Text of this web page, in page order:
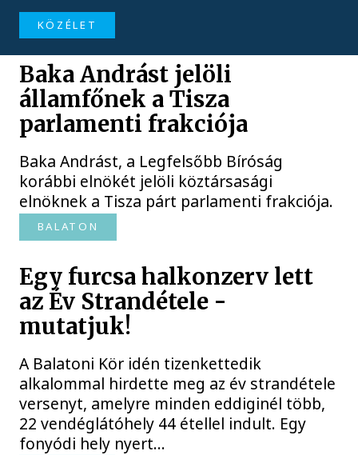
KÖZÉLET
Baka Andrást jelöli
államfőnek a Tisza
parlamenti frakciója
Baka Andrást, a Legfelsőbb Bíróság
korábbi elnökét jelöli köztársasági
elnöknek a Tisza párt parlamenti frakciója.
BALATON
Egy furcsa halkonzerv lett
az Év Strandétele -
mutatjuk!
A Balatoni Kör idén tizenkettedik
alkalommal hirdette meg az év strandétele
versenyt, amelyre minden eddiginél több,
22 vendéglátóhely 44 étellel indult. Egy
fonyódi hely nyert...